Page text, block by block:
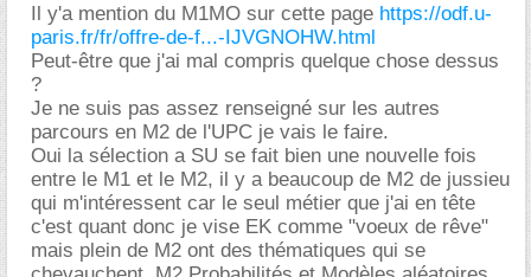
Il y'a mention du M1MO sur cette page https://odf.u-
paris.fr/fr/offre-de-f...-IJVGNOHW.html
Peut-être que j'ai mal compris quelque chose dessus
?
Je ne suis pas assez renseigné sur les autres
parcours en M2 de l'UPC je vais le faire.
Oui la sélection a SU se fait bien une nouvelle fois
entre le M1 et le M2, il y a beaucoup de M2 de jussieu
qui m'intéressent car le seul métier que j'ai en tête
c'est quant donc je vise EK comme "voeux de rêve"
mais plein de M2 ont des thématiques qui se